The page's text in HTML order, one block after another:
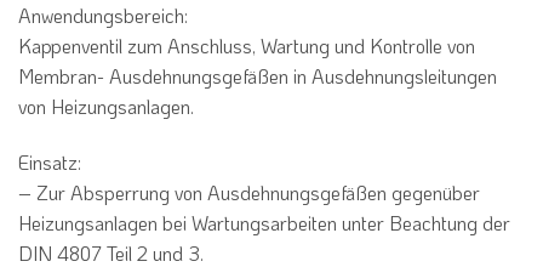
Anwendungsbereich:
Kappenventil zum Anschluss, Wartung und Kontrolle von
Membran- Ausdehnungsgefäßen in Ausdehnungsleitungen
von Heizungsanlagen.
Einsatz:
– Zur Absperrung von Ausdehnungsgefäßen gegenüber
Heizungsanlagen bei Wartungsarbeiten unter Beachtung der
DIN 4807 Teil 2 und 3.